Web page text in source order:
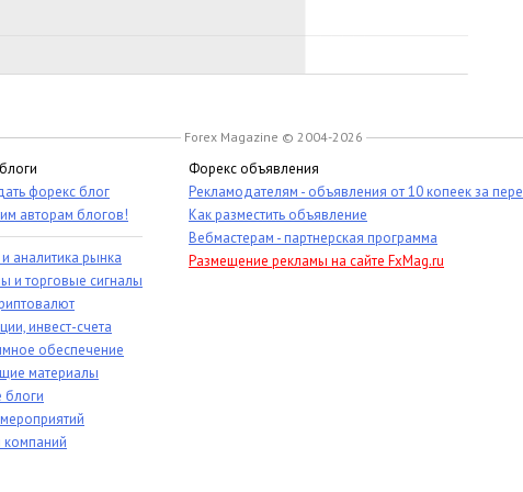
Forex Magazine © 2004-2026
форекс блог
авторам блогов!
аналитика рынка
и торговые сигналы
инвест-счета
обеспечение
материалы
блоги
компаний
Форекс объявления
Рекламодателям - объявления от 10 копеек за
Как разместить объявление
Вебмастерам - партнерская программа
Размещение рекламы на сайте FxMag.ru